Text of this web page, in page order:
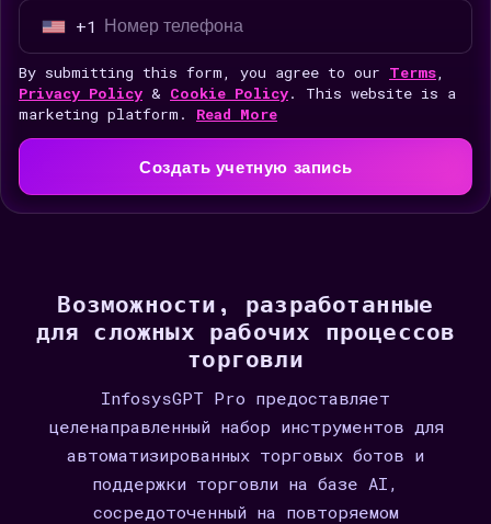
U
n
i
t
t
e
+1
By submitting this form, you agree to our Terms,
Privacy Policy & Cookie Policy. This website is a
marketing platform. Read More
Создать учетную запись
Возможности, разработанные
для сложных рабочих процессов
торговли
InfosysGPT Pro предоставляет
целенаправленный набор инструментов для
автоматизированных торговых ботов и
поддержки торговли на базе AI,
сосредоточенный на повторяемом